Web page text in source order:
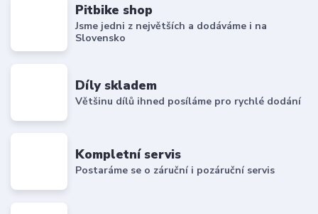
Pitbike shop
Jsme jedni z největších a dodáváme i na
Slovensko
Díly skladem
Většinu dílů ihned posíláme pro rychlé dodání
Kompletní servis
Postaráme se o záruční i pozáruční servis